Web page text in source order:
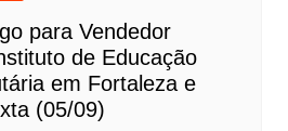
para Vendedor
de Educação
em Fortaleza e
(05/09)